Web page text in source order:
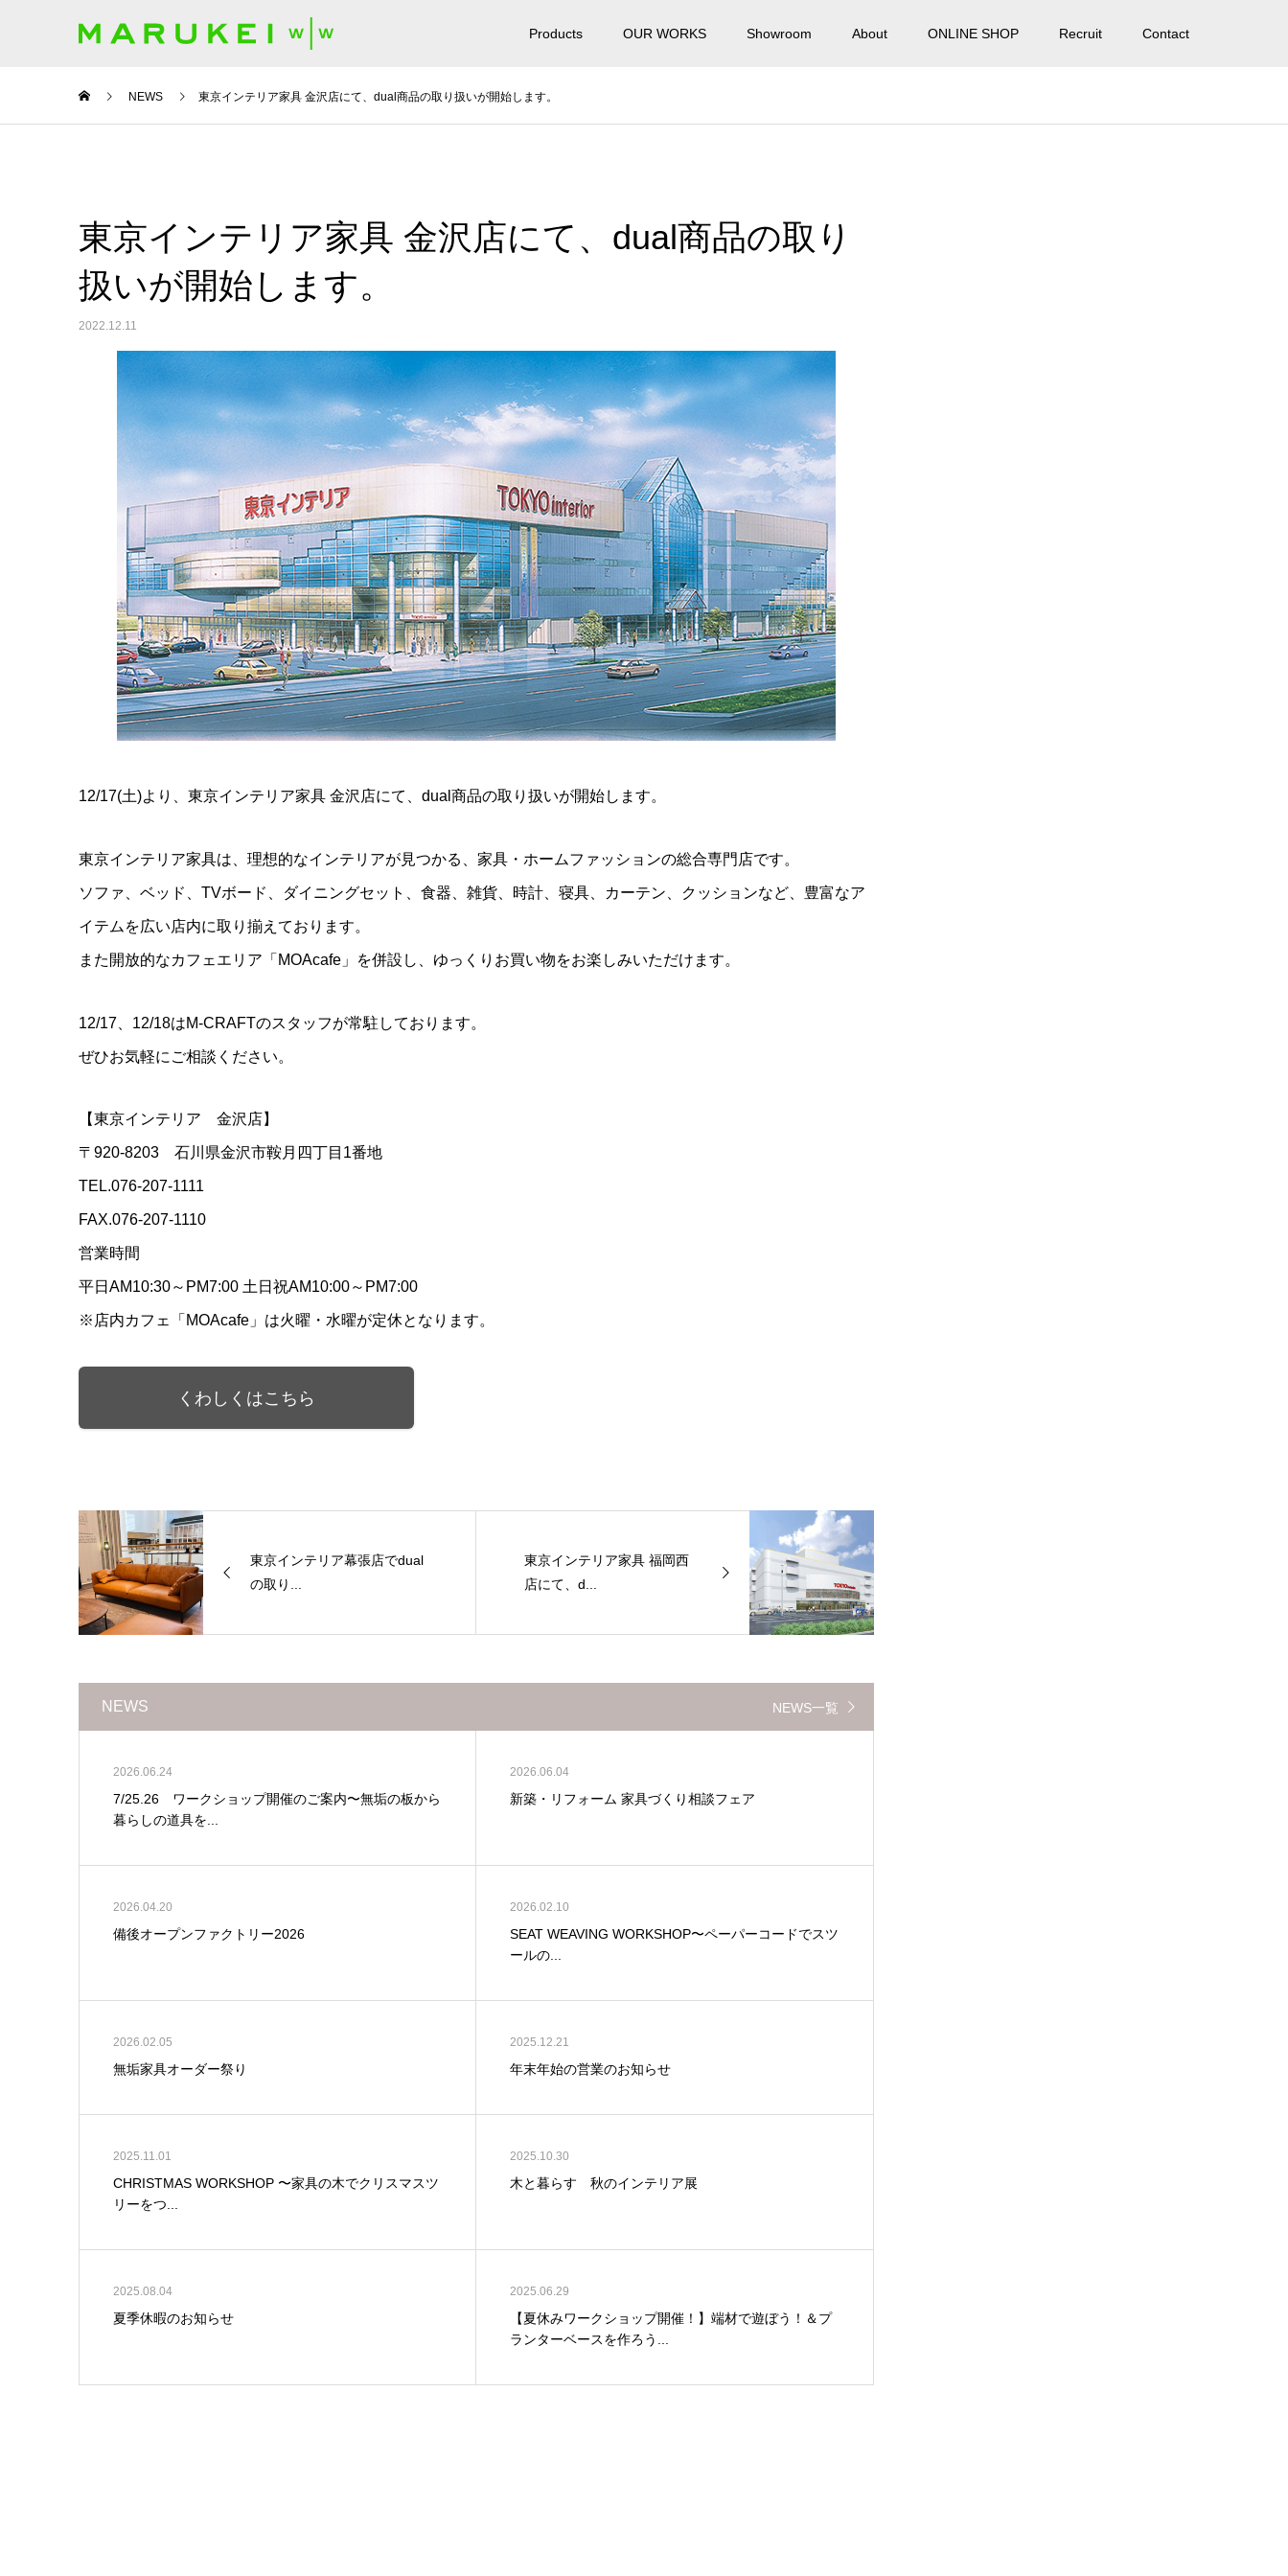
Products OUR WORKS Showroom About ONLINE SHOP Recruit Contact
NEWS 東京インテリア家具 金沢店にて、dual商品の取り扱いが開始します。
東京インテリア家具 金沢店にて、dual商品の取り
扱いが開始します。
2022.12.11
12/17(土)より、東京インテリア家具 金沢店にて、dual商品の取り扱いが開始します。
東京インテリア家具は、理想的なインテリアが見つかる、家具・ホームファッションの総合専門店です。
ソファ、ベッド、TVボード、ダイニングセット、食器、雑貨、時計、寝具、カーテン、クッションなど、豊富なア
イテムを広い店内に取り揃えております。
また開放的なカフェエリア「MOAcafe」を併設し、ゆっくりお買い物をお楽しみいただけます。
12/17、12/18はM-CRAFTのスタッフが常駐しております。
ぜひお気軽にご相談ください。
【東京インテリア 金沢店】
〒920-8203 石川県金沢市鞍月四丁目1番地
TEL.076-207-1111
FAX.076-207-1110
営業時間
平日AM10:30～PM7:00 土日祝AM10:00～PM7:00
※店内カフェ「MOAcafe」は火曜・水曜が定休となります。
くわしくはこちら
東京インテリア幕張店でdual
の取り...
東京インテリア家具 福岡西
店にて、d...
NEWS NEWS一覧
2026.06.24
7/25.26 ワークショップ開催のご案内〜無垢の板から
暮らしの道具を...
2026.06.04
新築・リフォーム 家具づくり相談フェア
2026.04.20
備後オープンファクトリー2026
2026.02.10
SEAT WEAVING WORKSHOP〜ペーパーコードでスツ
ールの...
2026.02.05
無垢家具オーダー祭り
2025.12.21
年末年始の営業のお知らせ
2025.11.01
CHRISTMAS WORKSHOP 〜家具の木でクリスマスツ
リーをつ...
2025.10.30
木と暮らす 秋のインテリア展
2025.08.04
夏季休暇のお知らせ
2025.06.29
【夏休みワークショップ開催！】端材で遊ぼう！＆プ
ランターベースを作ろう...